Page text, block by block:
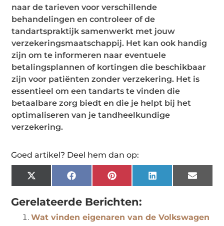
naar de tarieven voor verschillende
behandelingen en controleer of de
tandartspraktijk samenwerkt met jouw
verzekeringsmaatschappij. Het kan ook handig
zijn om te informeren naar eventuele
betalingsplannen of kortingen die beschikbaar
zijn voor patiënten zonder verzekering. Het is
essentieel om een tandarts te vinden die
betaalbare zorg biedt en die je helpt bij het
optimaliseren van je tandheelkundige
verzekering.
Goed artikel? Deel hem dan op:
X
(Twitter)
FacebookPinterestLinkedInEmail
Gerelateerde Berichten:
Wat vinden eigenaren van de Volkswagen